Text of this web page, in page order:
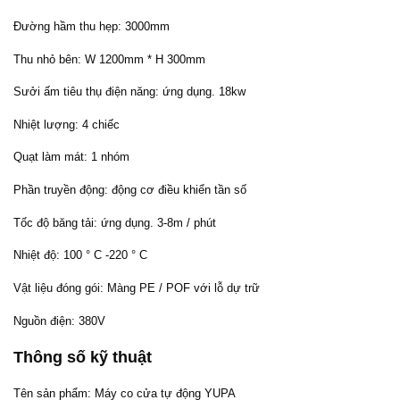
Đường hầm thu hẹp: 3000mm
Thu nhỏ bên: W 1200mm * H 300mm
Sưởi ấm tiêu thụ điện năng: ứng dụng. 18kw
Nhiệt lượng: 4 chiếc
Quạt làm mát: 1 nhóm
Phần truyền động: động cơ điều khiển tần số
Tốc độ băng tải: ứng dụng. 3-8m / phút
Nhiệt độ: 100 ° C -220 ° C
Vật liệu đóng gói: Màng PE / POF với lỗ dự trữ
Nguồn điện: 380V
Thông số kỹ thuật
Tên sản phẩm: Máy co cửa tự động YUPA